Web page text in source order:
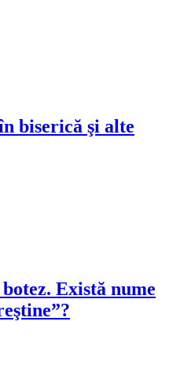
biserică şi alte
Există nume